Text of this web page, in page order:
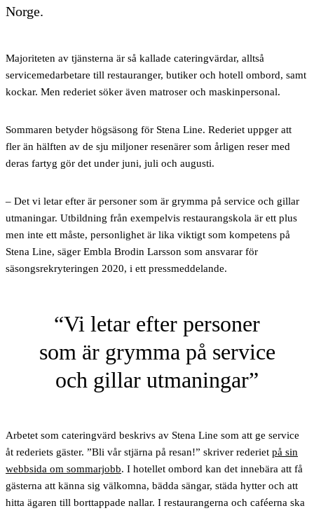
Norge.
Majoriteten av tjänsterna är så kallade cateringvärdar, alltså
servicemedarbetare till restauranger, butiker och hotell ombord, samt
kockar. Men rederiet söker även matroser och maskinpersonal.
Sommaren betyder högsäsong för Stena Line. Rederiet uppger att
fler än hälften av de sju miljoner resenärer som årligen reser med
deras fartyg gör det under juni, juli och augusti.
– Det vi letar efter är personer som är grymma på service och gillar
utmaningar. Utbildning från exempelvis restaurangskola är ett plus
men inte ett måste, personlighet är lika viktigt som kompetens på
Stena Line, säger Embla Brodin Larsson som ansvarar för
säsongsrekryteringen 2020, i ett pressmeddelande.
Vi letar efter personer
som är grymma på service
och gillar utmaningar
Arbetet som cateringvärd beskrivs av Stena Line som att ge service
åt rederiets gäster. ”Bli vår stjärna på resan!” skriver rederiet på sin
webbsida om sommarjobb. I hotellet ombord kan det innebära att få
gästerna att känna sig välkomna, bädda sängar, städa hytter och att
hitta ägaren till borttappade nallar. I restaurangerna och caféerna ska